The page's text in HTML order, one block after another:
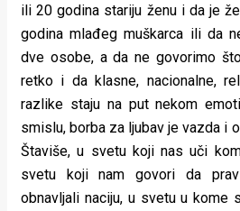
ili 20 godina stariju ženu i da je
godina mlađeg muškarca ili da
dve osobe, a da ne govorimo
retko i da klasne, nacionalne,
razlike staju na put nekom
smislu, borba za ljubav je vazda i
Štaviše, u svetu koji nas uči
svetu koji nam govori da
obnavljali naciju, u svetu u kome